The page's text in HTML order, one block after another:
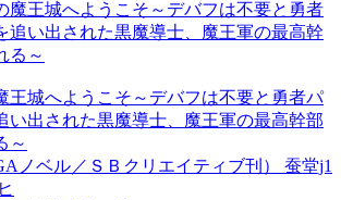
王城へようこそ～デバフは不要と勇者パ
い出された黒魔導士、魔王軍の最高幹部
～
ノベル／ＳＢクリエイティブ刊） 蚕堂j1